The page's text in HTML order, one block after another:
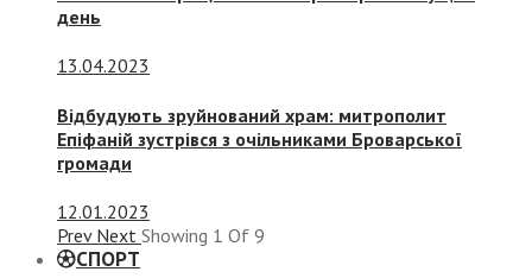
день
13.04.2023
Відбудують зруйнований храм: митрополит
Епіфаній зустрівся з очільниками Броварської
громади
12.01.2023
Prev Next Showing 1 Of 9
СПОРТ